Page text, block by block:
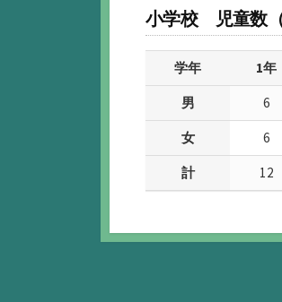
小学校 児童数（
学年 1年
男 6
女 6
計 12